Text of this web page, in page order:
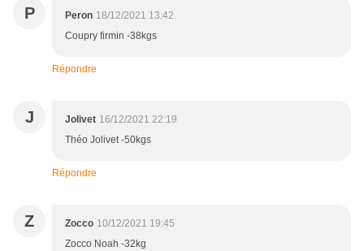
P Peron 18/12/2021 13:42
Coupry firmin -38kgs
Répondre
J Jolivet 16/12/2021 22:19
Théo Jolivet -50kgs
Répondre
Z Zocco 10/12/2021 19:45
Zocco Noah -32kg